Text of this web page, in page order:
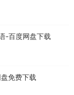
-百度网盘下载
免费下载